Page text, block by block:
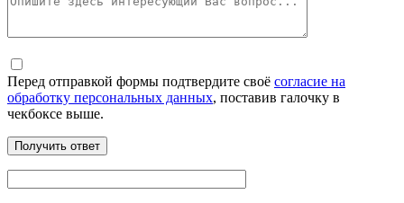
Перед отправкой формы подтвердите своё согласие на
обработку персональных данных, поставив галочку в
чекбоксе выше.